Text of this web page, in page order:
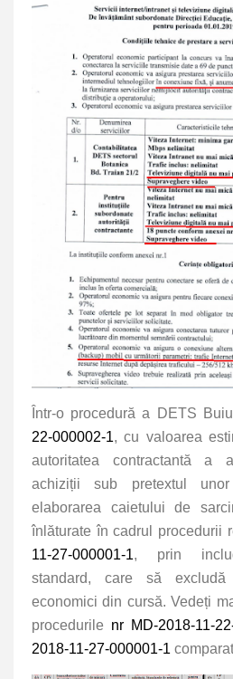
Într-o procedură a DETS
22-000002-1, cu valoarea
autoritatea contractantă a
achiziții sub pretextul
elaborarea caietului de
înlăturate în cadrul procedurii
11-27-000001-1, prin
standard, care să
economici din cursă. Vedeți
procedurile nr MD-2018-11-
2018-11-27-000001-1